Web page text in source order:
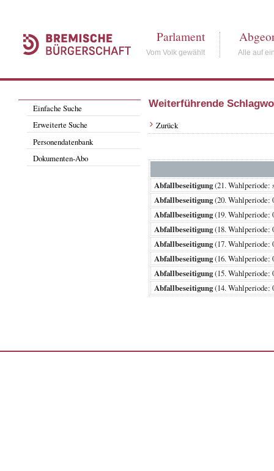
Parlament
Vom Volk gewählt Alle auf
Einfache Suche
Erweiterte Suche
Personendatenbank
Dokumenten-Abo
Weiterführende
Zurück
Abfallbeseitigung(21.
Abfallbeseitigung(20.
Abfallbeseitigung(19.
Abfallbeseitigung(18.
Abfallbeseitigung(17.
Abfallbeseitigung(16.
Abfallbeseitigung(15.
Abfallbeseitigung(14.